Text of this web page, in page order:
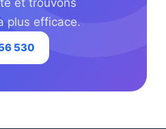
plus efficace.
530